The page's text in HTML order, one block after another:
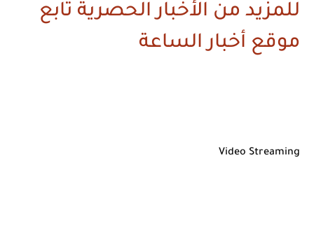
للمزيد من الأخبار الحصرية تابع
موقع أخبار الساعة
Video Streaming